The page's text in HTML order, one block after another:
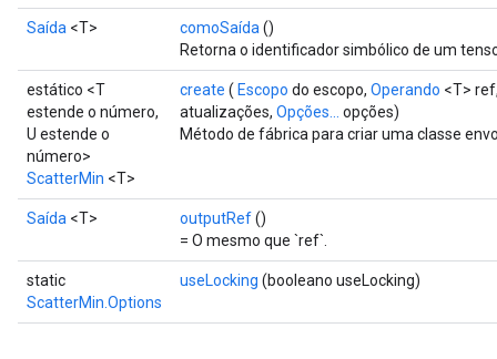
Saída <T> comoSaída()
Retorna o identificador simbólico de um
estático <T
estende o número,
U estende o
número>
ScatterMin <T>
create ( Escopo do escopo, Operando <T>
atualizações, Opções... opções)
Método de fábrica para criar uma classe
Saída <T> outputRef()
= O mesmo que `ref`.
static
ScatterMin.Options
useLocking (booleano useLocking)